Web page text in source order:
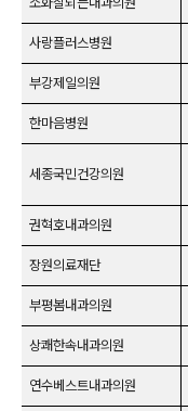
사랑플러스병원
부강제일의원
한마음병원
세종국민건강의원
권혁호내과의원
장원의료재단
부평봄내과의원
상쾌한속내과의원
연수베스트내과의원